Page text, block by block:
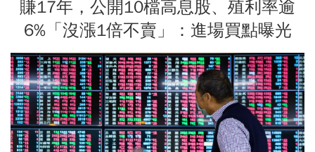
賺17年，公開10檔高息股、殖利率逾
6%「沒漲1倍不賣」：進場買點曝光